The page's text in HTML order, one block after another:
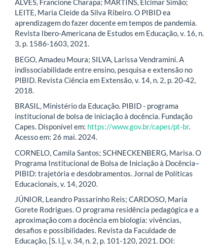
ALVES, Francione Charapa; MARTINS, Elcimar Simão;
LEITE, Maria Cleide da Silva Ribeiro. O PIBID ea
aprendizagem do fazer docente em tempos de pandemia.
Revista Ibero-Americana de Estudos em Educação, v. 16, n.
3, p. 1586-1603, 2021.
BEGO, Amadeu Moura; SILVA, Larissa Vendramini. A
indissociabilidade entre ensino, pesquisa e extensão no
PIBID. Revista Ciência em Extensão, v. 14, n. 2, p. 20-42,
2018.
BRASIL, Ministério da Educação. PIBID - programa
institucional de bolsa de iniciação à docência. Fundação
Capes. Disponível em: https://www.gov.br/capes/pt-br.
Acesso em: 26 mai. 2024.
CORNELO, Camila Santos; SCHNECKENBERG, Marisa. O
Programa Institucional de Bolsa de Iniciação à Docência–
PIBID: trajetória e desdobramentos. Jornal de Políticas
Educacionais, v. 14, 2020.
JÚNIOR, Leandro Passarinho Reis; CARDOSO, Maria
Gorete Rodrigues. O programa residência pedagógica e a
aproximação com a docência em biologia: vivências,
desafios e possibilidades. Revista da Faculdade de
Educação, [S. l.], v. 34, n. 2, p. 101-120, 2021. DOI: